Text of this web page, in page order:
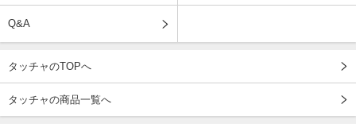
Q&A
タッチャのTOPへ
タッチャの商品一覧へ